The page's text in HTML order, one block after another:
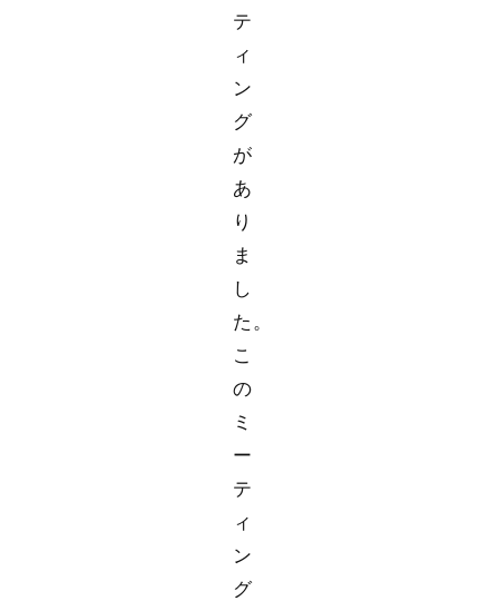
テ
ィ
ン
グ
が
あ
り
ま
し
た。
こ
の
ミ
ー
テ
ィ
ン
グ